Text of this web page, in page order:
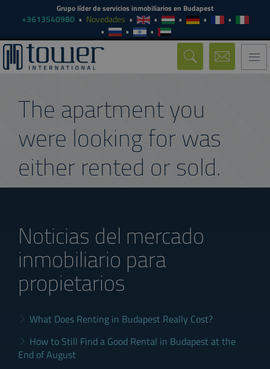
Grupo líder de servicios inmobiliarios en Budapest
+3613540980 Novedades
The apartment you
were looking for was
either rented or sold.
Noticias del mercado
inmobiliario para
propietarios
What Does Renting in Budapest Really Cost?
How to Still Find a Good Rental in Budapest at the
End of August